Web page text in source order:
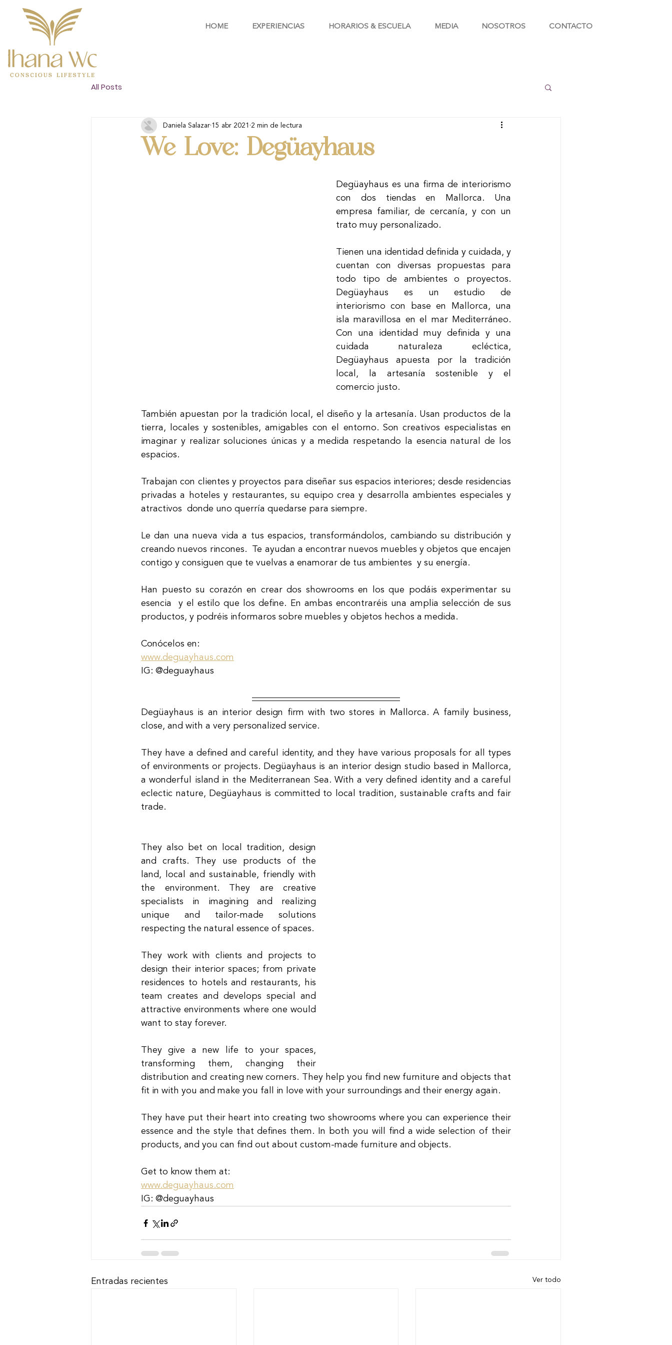
HOME EXPERIENCIAS HORARIOS & ESCUELA MEDIA NOSOTROS CONTACTO
All Posts
We Love: Degüayhaus
Daniela Salazar 15 abr 2021 2 min de lectura
Degüayhaus es una firma de interiorismo
con dos tiendas en Mallorca. Una
empresa familiar, de cercanía, y con un
trato muy personalizado.
Tienen una identidad definida y cuidada, y
cuentan con diversas propuestas para
todo tipo de ambientes o proyectos.
Degüayhaus es un estudio de
interiorismo con base en Mallorca, una
isla maravillosa en el mar Mediterráneo.
Con una identidad muy definida y una
cuidada naturaleza ecléctica,
Degüayhaus apuesta por la tradición
local, la artesanía sostenible y el
comercio justo.
También apuestan por la tradición local, el diseño y la artesanía. Usan productos de la
tierra, locales y sostenibles, amigables con el entorno. Son creativos especialistas en
imaginar y realizar soluciones únicas y a medida respetando la esencia natural de los
espacios.
Trabajan con clientes y proyectos para diseñar sus espacios interiores; desde residencias
privadas a hoteles y restaurantes, su equipo crea y desarrolla ambientes especiales y
atractivos  donde uno querría quedarse para siempre.
Le dan una nueva vida a tus espacios, transformándolos, cambiando su distribución y
creando nuevos rincones.  Te ayudan a encontrar nuevos muebles y objetos que encajen
contigo y consiguen que te vuelvas a enamorar de tus ambientes  y su energía.
Han puesto su corazón en crear dos showrooms en los que podáis experimentar su
esencia  y el estilo que los define. En ambas encontraréis una amplia selección de sus
productos, y podréis informaros sobre muebles y objetos hechos a medida.
Conócelos en:
www.deguayhaus.com
IG: @deguayhaus
Degüayhaus is an interior design firm with two stores in Mallorca. A family business,
close, and with a very personalized service.
They have a defined and careful identity, and they have various proposals for all types
of environments or projects. Degüayhaus is an interior design studio based in Mallorca,
a wonderful island in the Mediterranean Sea. With a very defined identity and a careful
eclectic nature, Degüayhaus is committed to local tradition, sustainable crafts and fair
trade.
They also bet on local tradition, design
and crafts. They use products of the
land, local and sustainable, friendly with
the environment. They are creative
specialists in imagining and realizing
unique and tailor-made solutions
respecting the natural essence of spaces.
They work with clients and projects to
design their interior spaces; from private
residences to hotels and restaurants, his
team creates and develops special and
attractive environments where one would
want to stay forever.
They give a new life to your spaces,
transforming them, changing their
distribution and creating new corners. They help you find new furniture and objects that
fit in with you and make you fall in love with your surroundings and their energy again.
They have put their heart into creating two showrooms where you can experience their
essence and the style that defines them. In both you will find a wide selection of their
products, and you can find out about custom-made furniture and objects.
Get to know them at:
www.deguayhaus.com
IG: @deguayhaus
Entradas recientes Ver todo